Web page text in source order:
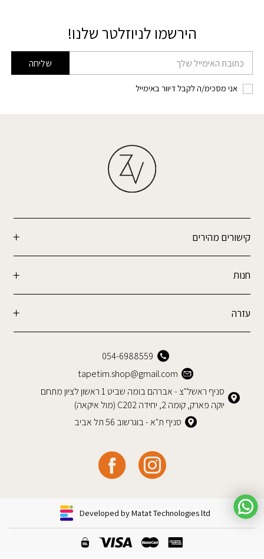
הירשמו לניוזלטר שלנו!
דוא׳׳ל שליחה
אני מסכימ/ה לקבל דיוור באימייל
קישורים מהירים
חנות
עזרה
054-6988559
tapetim.shop@gmail.com
סניף ראשל"צ - אברהם בומה שביט 1 ראשון לציון מתחם
יוקה פארק, קומה 2, יחידה C202 (מול איקאה)
סניף ת"א - בוגרשוב 56 תל אביב
Developed by Matat Technologies ltd